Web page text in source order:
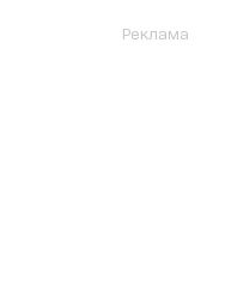
Реклама